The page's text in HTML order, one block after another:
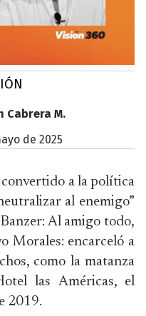
Cabrera M.
de 2025
a la política
al enemigo”
Al amigo todo,
Morales: encarceló a
como la matanza
las Américas, el
2019.